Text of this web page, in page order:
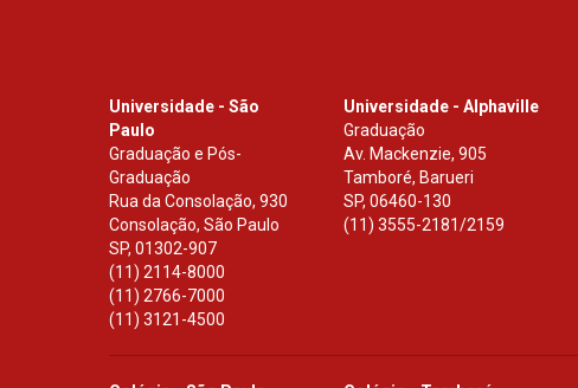
Universidade - São
Paulo
Graduação e Pós-
Graduação
Rua da Consolação, 930
Consolação, São Paulo
SP, 01302-907
(11) 2114-8000
(11) 2766-7000
(11) 3121-4500
Universidade - Alphaville
Graduação
Av. Mackenzie, 905
Tamboré, Barueri
SP,06460-130
(11) 3555-2181/2159